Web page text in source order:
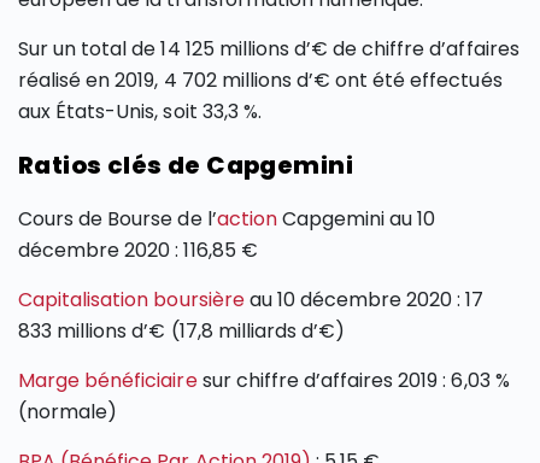
Sur un total de 14 125 millions d’€ de chiffre d’affaires
réalisé en 2019, 4 702 millions d’€ ont été effectués
aux États-Unis, soit 33,3 %.
Ratios clés de Capgemini
Cours de Bourse de l’actionCapgemini au 10
décembre 2020 : 116,85 €
Capitalisation boursièreau 10 décembre 2020 : 17
833 millions d’€ (17,8 milliards d’€)
Marge bénéficiairesur chiffre d’affaires 2019 : 6,03 %
(normale)